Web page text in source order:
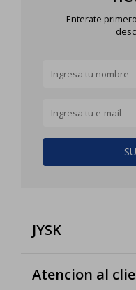
Enterate
JYSK
Atencion al